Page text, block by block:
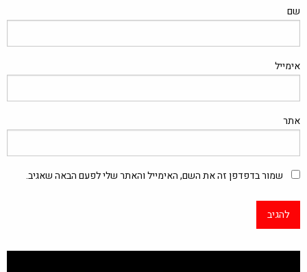
שם
אימייל
אתר
שמור בדפדפן זה את השם, האימייל והאתר שלי לפעם הבאה שאגיב.